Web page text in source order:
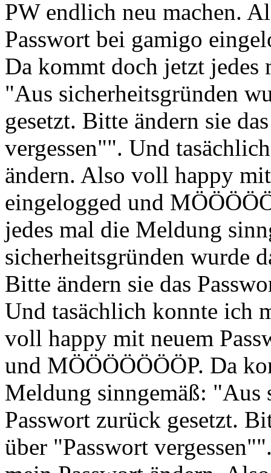
PW endlich neu machen.
Passwort bei gamigo
Da kommt doch jetzt
"Aus sicherheitsgründen
gesetzt. Bitte ändern sie
vergessen"". Und
ändern. Also voll happy
eingelogged und
jedes mal die Meldung
sicherheitsgründen wurde
Bitte ändern sie das
Und tasächlich konnte ich
voll happy mit neuem
und MÖÖÖÖÖÖÖP. Da
Meldung sinngemäß: "Aus
Passwort zurück gesetzt.
über "Passwort